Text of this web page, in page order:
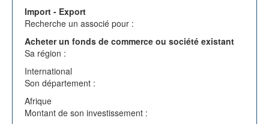
Import - Export
Recherche un associé pour :
Acheter un fonds de commerce ou société existant
Sa région :
International
Son département :
Montant de son investissement :